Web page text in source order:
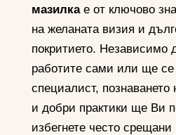
мазилкае от ключово
на желаната визия и
покритието. Независимо
работите сами или ще се
специалист, познаването
и добри практики ще Ви
избегнете често